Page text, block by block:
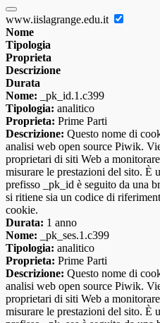
www.iislagrange.edu.it
Nome
Tipologia
Proprieta
Descrizione
Durata
Nome: _pk_id.1.c399
Tipologia: analitico
Proprieta: Prime Parti
Descrizione: Questo nome di
analisi web open source Piwik.
proprietari di siti Web a
misurare le prestazioni del sito.
prefisso _pk_id è seguito da una
si ritiene sia un codice di
cookie.
Durata: 1 anno
Nome: _pk_ses.1.c399
Tipologia: analitico
Proprieta: Prime Parti
Descrizione: Questo nome di
analisi web open source Piwik.
proprietari di siti Web a
misurare le prestazioni del sito.